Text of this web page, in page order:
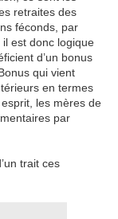
retraites des
féconds, par
est donc logique
d’un bonus
qui vient
en termes
les mères de
par
trait ces